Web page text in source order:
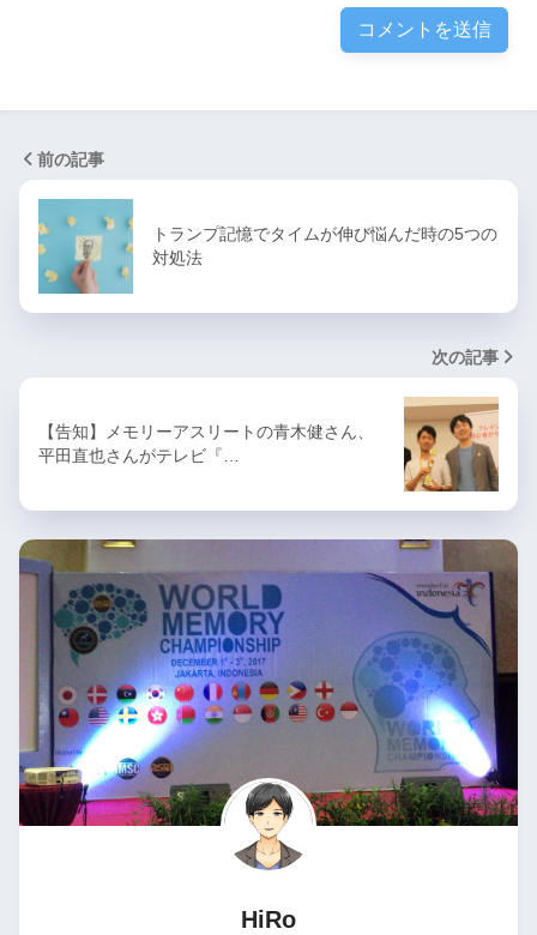
前の記事
トランプ記憶でタイムが伸び悩んだ時の5つの
対処法
次の記事
【告知】メモリーアスリートの青木健さん、
平田直也さんがテレビ『…
HiRo